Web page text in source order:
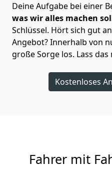
Deine Aufgabe bei einer
was wir alles machen
Schlüssel. Hört sich gut
Angebot? Innerhalb von
große Sorge los. Lass
Kostenloses
Fahrer mit